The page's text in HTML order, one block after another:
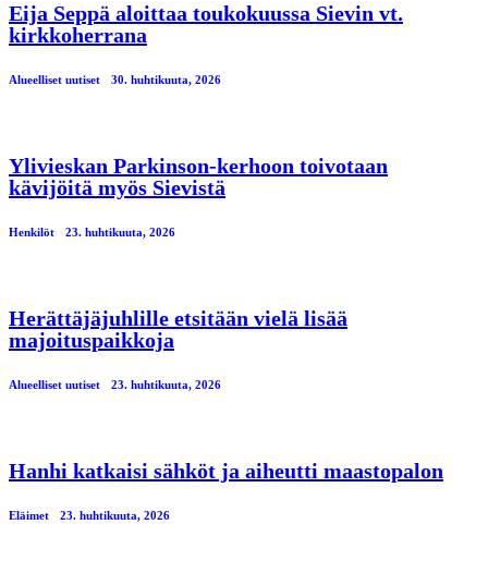
Eija Seppä aloittaa toukokuussa Sievin vt.
kirkkoherrana
Alueelliset uutiset 30. huhtikuuta, 2026
Ylivieskan Parkinson-kerhoon toivotaan
kävijöitä myös Sievistä
Henkilöt 23. huhtikuuta, 2026
Herättäjäjuhlille etsitään vielä lisää
majoituspaikkoja
Alueelliset uutiset 23. huhtikuuta, 2026
Hanhi katkaisi sähköt ja aiheutti maastopalon
Eläimet 23. huhtikuuta, 2026